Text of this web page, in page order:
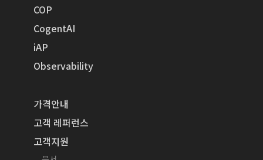
COP
CogentAI
iAP
Observability
가격안내
고객 레퍼런스
고객지원